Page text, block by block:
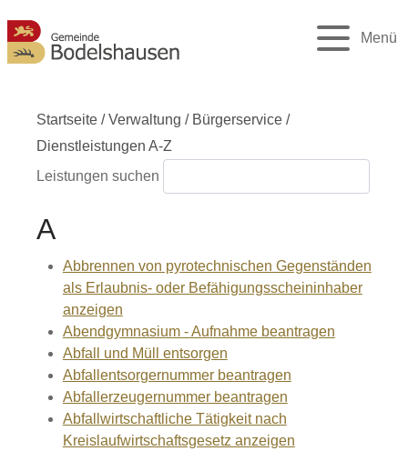
Menü
Startseite /Verwaltung / Bürgerservice /
Dienstleistungen A-Z
Leistungen suchen
A
Abbrennen von pyrotechnischen Gegenständen
als Erlaubnis- oder Befähigungsscheininhaber
anzeigen
Abendgymnasium - Aufnahme beantragen
Abfall und Müll entsorgen
Abfallentsorgernummer beantragen
Abfallerzeugernummer beantragen
Abfallwirtschaftliche Tätigkeit nach
Kreislaufwirtschaftsgesetz anzeigen